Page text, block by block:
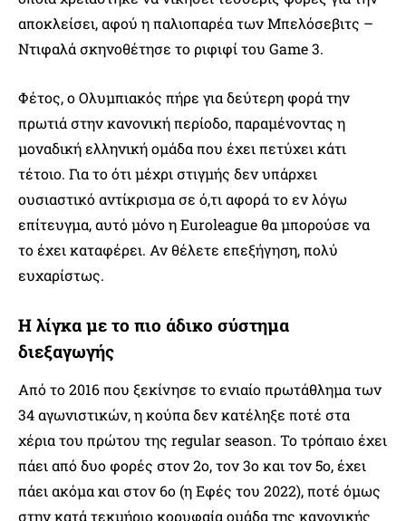
αποκλείσει, αφού η παλιοπαρέα των Μπελόσεβιτς –
Ντιφαλά σκηνοθέτησε το ριφιφί του Game 3.
Φέτος, ο Ολυμπιακός πήρε για δεύτερη φορά την
πρωτιά στην κανονική περίοδο, παραμένοντας η
μοναδική ελληνική ομάδα που έχει πετύχει κάτι
τέτοιο. Για το ότι μέχρι στιγμής δεν υπάρχει
ουσιαστικό αντίκρισμα σε ό,τι αφορά το εν λόγω
επίτευγμα, αυτό μόνο η Euroleague θα μπορούσε να
το έχει καταφέρει. Αν θέλετε επεξήγηση, πολύ
ευχαρίστως.
Η λίγκα με το πιο άδικο σύστημα
διεξαγωγής
Από το 2016 που ξεκίνησε το ενιαίο πρωτάθλημα των
34 αγωνιστικών, η κούπα δεν κατέληξε ποτέ στα
χέρια του πρώτου της regular season. Το τρόπαιο έχει
πάει από δυο φορές στον 2ο, τον 3ο και τον 5ο, έχει
πάει ακόμα και στον 6ο (η Εφές του 2022), ποτέ όμως
στην κατά τεκμήριο κορυφαία ομάδα της κανονικής